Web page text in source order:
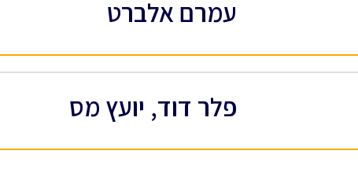
עמרם אלברט
פלר דוד, יועץ מס